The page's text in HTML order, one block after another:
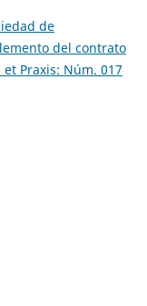
de
del contrato
et Praxis: Núm. 017